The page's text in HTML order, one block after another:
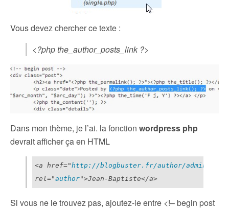
Vous devez chercher ce texte :
<?php the_author_posts_link ?>
Dans mon thème, je l’ai. la fonction wordpress php
devrait afficher ça en HTML
<a href="http://blogbuster.fr/author/admin
rel="author">Jean-Baptiste</a>
Si vous ne le trouvez pas, ajoutez-le entre <!– begin post